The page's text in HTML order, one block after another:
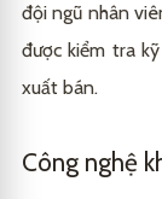
đội ngũ nhân
được kiểm tra
xuất bán.
Công nghệ